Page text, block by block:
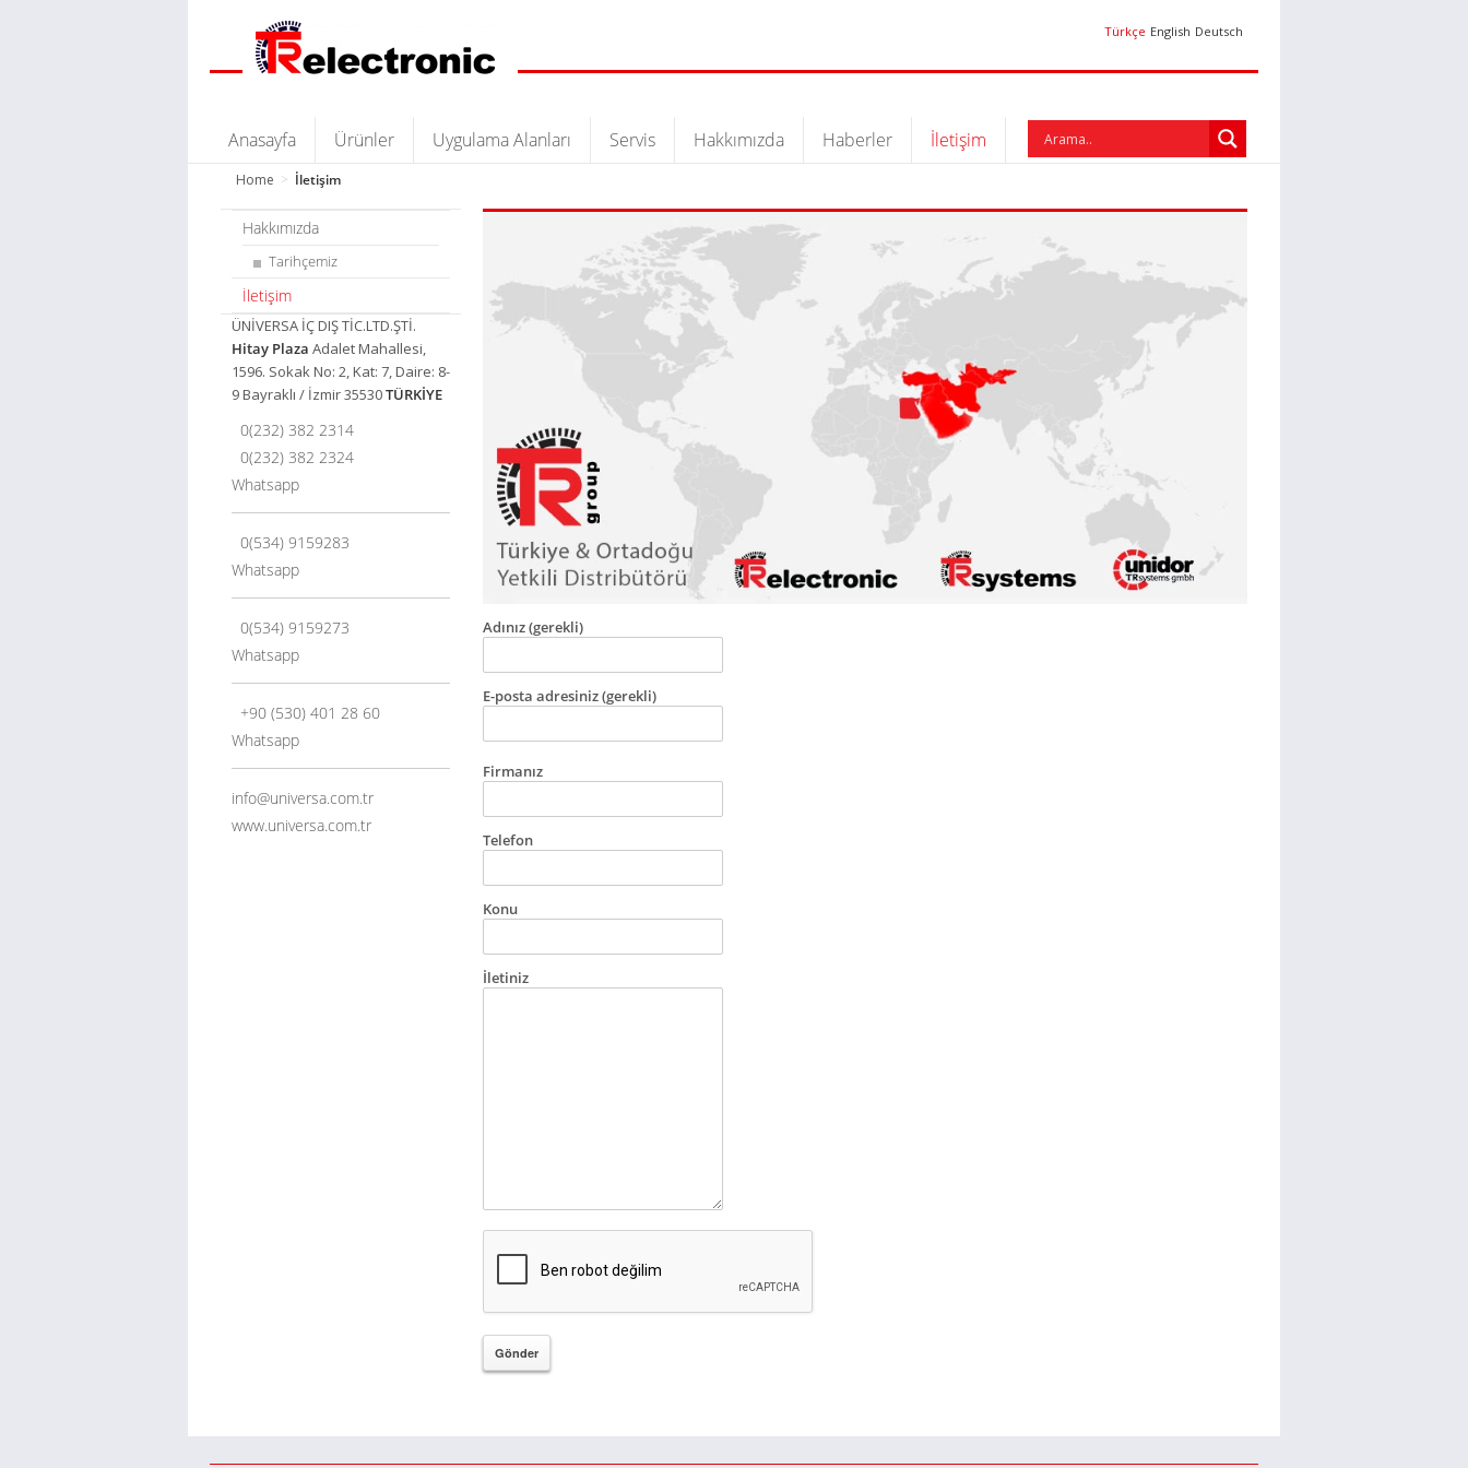
Türkçe English Deutsch
Anasayfa Ürünler Uygulama Alanları Servis Hakkımızda Haberler İletişim
Home > İletişim
Hakkımızda
Tarihçemiz
İletişim
ÜNİVERSA İÇ DIŞ TİC.LTD.ŞTİ.
Hitay Plaza Adalet Mahallesi,
1596. Sokak No: 2, Kat: 7, Daire: 8-
9 Bayraklı / İzmir 35530TÜRKİYE
0(232) 382 2314
0(232) 382 2324
Whatsapp
0(534) 9159283
Whatsapp
0(534) 9159273
Whatsapp
+90 (530) 401 28 60
Whatsapp
info@universa.com.tr
www.universa.com.tr
Adınız (gerekli)
E-posta adresiniz (gerekli)
Firmanız
Telefon
Konu
İletiniz